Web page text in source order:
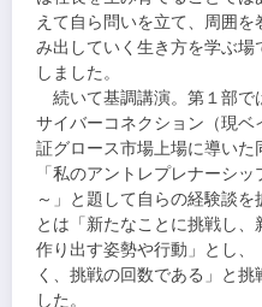
えて自ら問いを立て、周囲
み出していく生き方を学ぶ
しました。
続いて基調講演。第１部で
サイバーコネクション（現
証グロース市場上場に導い
「私のアントレプレナーシ
～」と題して自らの経験談
とは「新たなことに挑戦し
作り出す姿勢や行動」とし
く、挑戦の回数である」と
した。